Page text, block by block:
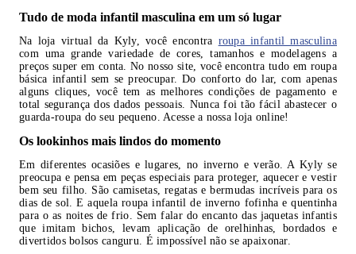
Tudo de moda infantil masculina em um só lugar
Na loja virtual da Kyly, você encontra roupa infantil masculina
com uma grande variedade de cores, tamanhos e modelagens a
preços super em conta. No nosso site, você encontra tudo em roupa
básica infantil sem se preocupar. Do conforto do lar, com apenas
alguns cliques, você tem as melhores condições de pagamento e
total segurança dos dados pessoais. Nunca foi tão fácil abastecer o
guarda-roupa do seu pequeno. Acesse a nossa loja online!
Os lookinhos mais lindos do momento
Em diferentes ocasiões e lugares, no inverno e verão. A Kyly se
preocupa e pensa em peças especiais para proteger, aquecer e vestir
bem seu filho. São camisetas, regatas e bermudas incríveis para os
dias de sol. E aquela roupa infantil de inverno fofinha e quentinha
para o as noites de frio. Sem falar do encanto das jaquetas infantis
que imitam bichos, levam aplicação de orelhinhas, bordados e
divertidos bolsos canguru. É impossível não se apaixonar.